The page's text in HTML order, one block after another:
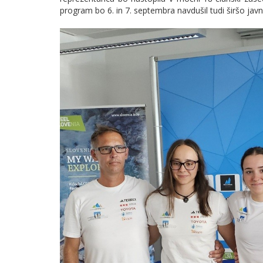
program bo 6. in 7. septembra navdušil tudi širšo